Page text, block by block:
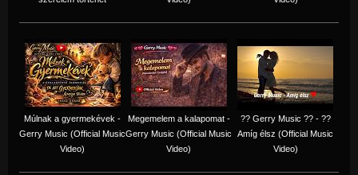
Múlnak a gyermekévek -
Gerry Music (Official Music
Video)
Megemelem a kalapomat -
Gerry Music (Official Music
Video)
?? Gerry Music ?? - ??
Amíg élsz (Official Music
Video)